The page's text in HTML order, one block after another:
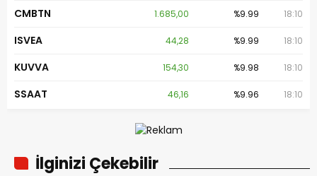
CMBTN 1.685,00 %9.99 18:10
ISVEA 44,28 %9.99 18:10
KUVVA 154,30 %9.98 18:10
SSAAT 46,16 %9.96 18:10
İlginizi Çekebilir